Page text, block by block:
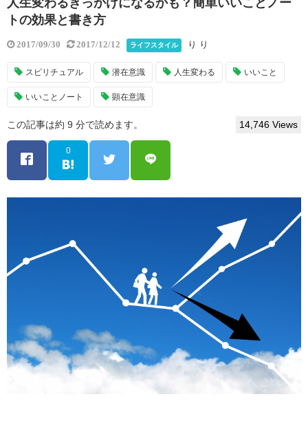
人生変わるきっかけになるかも？簡単いいことノー
トの効果と書き方
2017/09/30 2017/12/12 ライフスタイル り り
スピリチュアル 潜在意識 人生変わる いいこと
いいことノート 顕在意識
この記事は約 9 分で読めます。 14,746 Views
0